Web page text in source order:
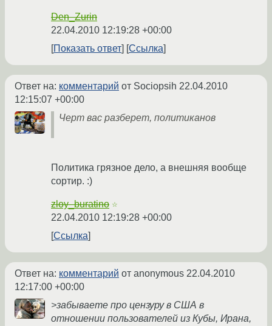
Den_Zurin
22.04.2010 12:19:28 +00:00
Показать ответ
Ссылка
Ответ на: комментарий от Sociopsih 22.04.2010
12:15:07 +00:00
Черт вас разберет, политиканов
Политика грязное дело, а внешняя вообще
сортир. :)
zloy_buratino ☆
22.04.2010 12:19:28 +00:00
Ссылка
Ответ на: комментарий от anonymous 22.04.2010
12:17:00 +00:00
>забываете про цензуру в США в
отношении пользователей из Кубы, Ирана,